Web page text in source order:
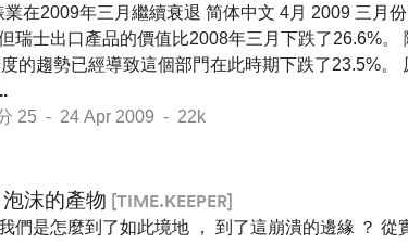
業在2009年三月繼續衰退 简体中文 4月 2009 三月
瑞士出口產品的價值比2008年三月下跌了26.6%。
的趨勢已經導致這個部門在此時期下跌了23.5%。
25 - 24 Apr 2009 - 22k
泡沫的產物 [TIME.KEEPER]
們是怎麼到了如此境地 ， 到了這崩潰的邊緣 ？ 從